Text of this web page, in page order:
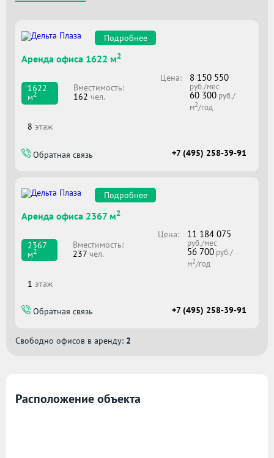
Подробнее
Аренда офиса 1622 м2
1622
м2
Вместимоcть:
162 чел.
Цена: 8 150 550
руб./мес
60 300руб./
м2/год
8 этаж
Обратная связь +7 (495) 258-39-91
Подробнее
Аренда офиса 2367 м2
2367
м2
Вместимоcть:
237чел.
Цена: 11 184 075
руб./мес
56 700руб./
м2/год
1 этаж
Обратная связь +7 (495) 258-39-91
Свободно офисов в аренду: 2
Расположение объекта